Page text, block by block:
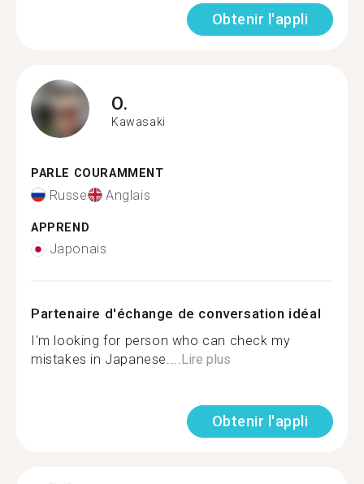
Obtenir l'appli
O.
Kawasaki
PARLE COURAMMENT
Russe Anglais
APPREND
Japonais
Partenaire d'échange de conversation idéal
I'm looking for person who can check my
mistakes in Japanese....Lire plus
Obtenir l'appli